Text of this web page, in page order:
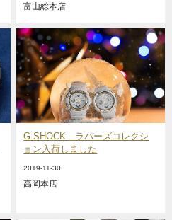
富山総本店
G-SHOCK ラバーズコレクシ
ョン入荷しました
2019-11-30
高岡本店